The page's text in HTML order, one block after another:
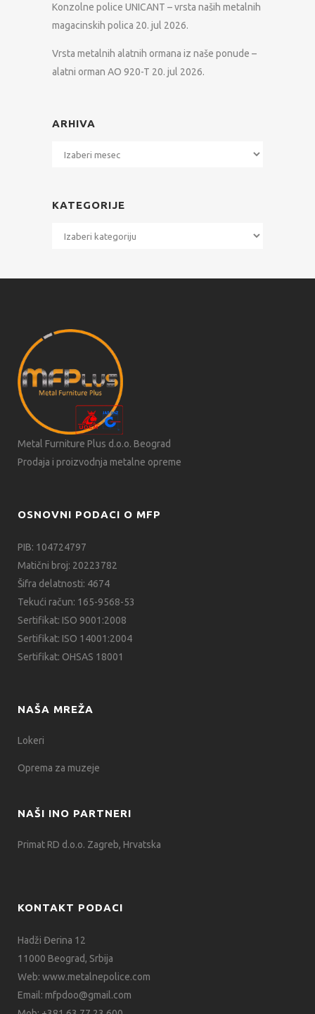
Konzolne police UNICANT – vrsta naših metalnih
magacinskih polica 20. jul 2026.
Vrsta metalnih alatnih ormana iz naše ponude –
alatni orman AO 920-T 20. jul 2026.
ARHIVA
Arhiva
KATEGORIJE
Kategorije
Metal Furniture Plus d.o.o. Beograd
Prodaja i proizvodnja metalne opreme
OSNOVNI PODACI O MFP
PIB: 104724797
Matični broj: 20223782
Šifra delatnosti: 4674
Tekući račun: 165-9568-53
Sertifikat: ISO 9001:2008
Sertifikat: ISO 14001:2004
Sertifikat: OHSAS 18001
NAŠA MREŽA
Lokeri
Oprema za muzeje
NAŠI INO PARTNERI
Primat RD d.o.o. Zagreb, Hrvatska
KONTAKT PODACI
Hadži Đerina 12
11000 Beograd, Srbija
Web: www.metalnepolice.com
Email: mfpdoo@gmail.com